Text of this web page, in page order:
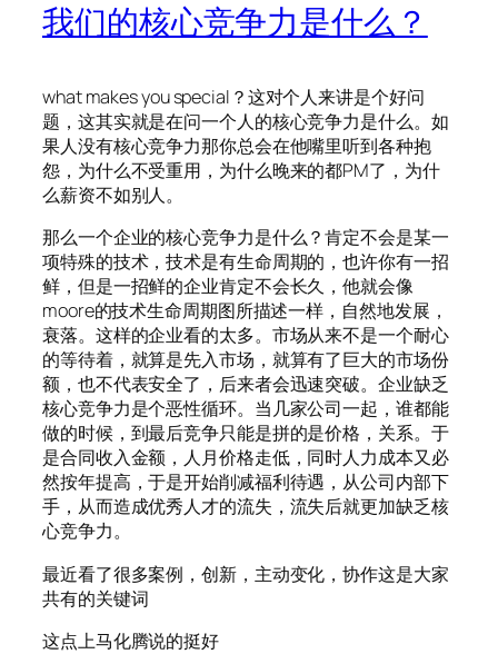
我们的核心竞争力是什么？
what makes you special？这对个人来讲是个好问
题，这其实就是在问一个人的核心竞争力是什么。如
果人没有核心竞争力那你总会在他嘴里听到各种抱
怨，为什么不受重用，为什么晚来的都PM了，为什
么薪资不如别人。
那么一个企业的核心竞争力是什么？肯定不会是某一
项特殊的技术，技术是有生命周期的，也许你有一招
鲜，但是一招鲜的企业肯定不会长久，他就会像
moore的技术生命周期图所描述一样，自然地发展，
衰落。这样的企业看的太多。市场从来不是一个耐心
的等待着，就算是先入市场，就算有了巨大的市场份
额，也不代表安全了，后来者会迅速突破。企业缺乏
核心竞争力是个恶性循环。当几家公司一起，谁都能
做的时候，到最后竞争只能是拼的是价格，关系。于
是合同收入金额，人月价格走低，同时人力成本又必
然按年提高，于是开始削减福利待遇，从公司内部下
手，从而造成优秀人才的流失，流失后就更加缺乏核
心竞争力。
最近看了很多案例，创新，主动变化，协作这是大家
共有的关键词
这点上马化腾说的挺好